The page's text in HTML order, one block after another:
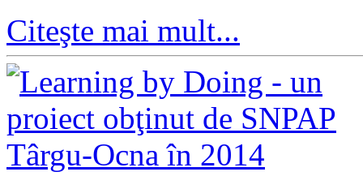
Citeşte mai mult...